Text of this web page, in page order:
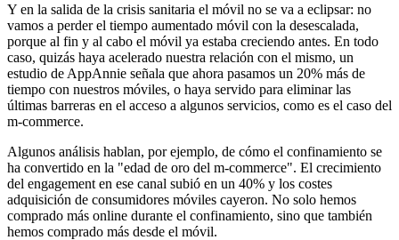
Y en la salida de la crisis sanitaria el móvil no se va a eclipsar: no
vamos a perder el tiempo aumentado móvil con la desescalada,
porque al fin y al cabo el móvil ya estaba creciendo antes. En todo
caso, quizás haya acelerado nuestra relación con el mismo, un
estudio de AppAnnie señala que ahora pasamos un 20% más de
tiempo con nuestros móviles, o haya servido para eliminar las
últimas barreras en el acceso a algunos servicios, como es el caso del
m-commerce.
Algunos análisis hablan, por ejemplo, de cómo el confinamiento se
ha convertido en la "edad de oro del m-commerce". El crecimiento
del engagement en ese canal subió en un 40% y los costes
adquisición de consumidores móviles cayeron. No solo hemos
comprado más online durante el confinamiento, sino que también
hemos comprado más desde el móvil.